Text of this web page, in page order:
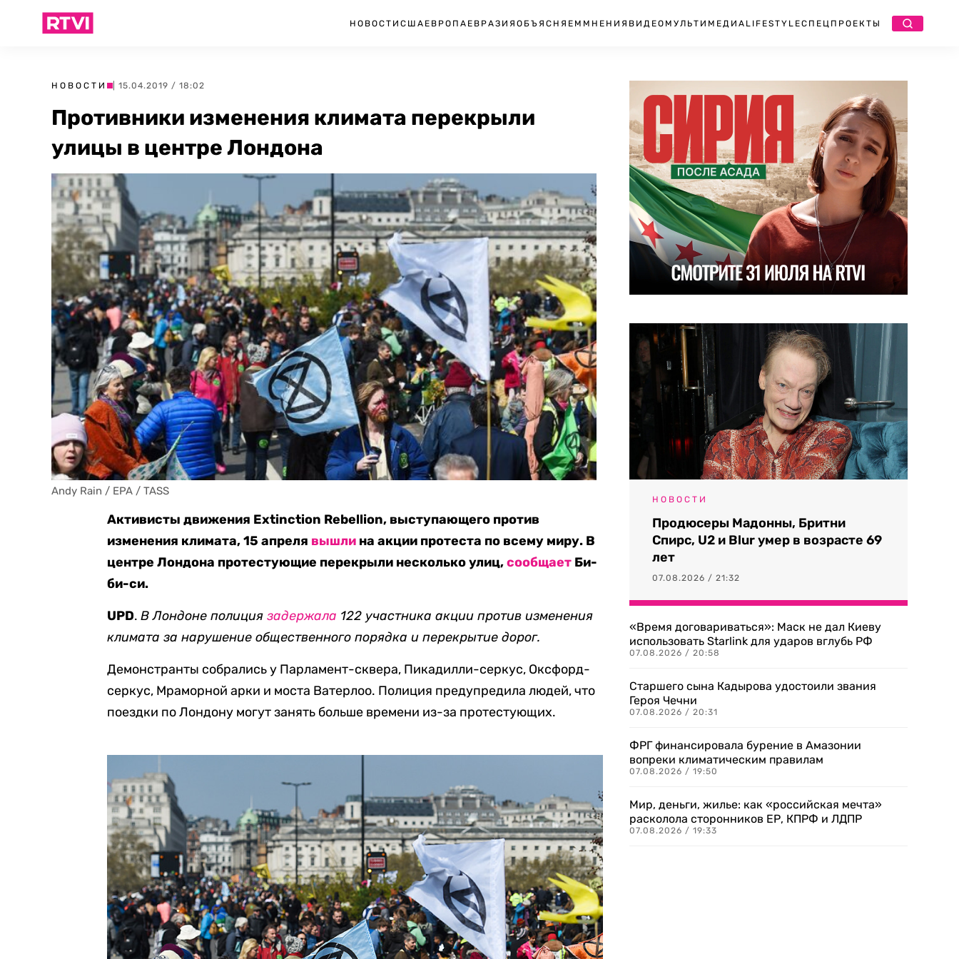
НОВОСТИ США ЕВРОПА ЕВРАЗИЯ ОБЪЯСНЯЕМ МНЕНИЯ ВИДЕО МУЛЬТИМЕДИА LIFESTYLEСПЕЦПРОЕКТЫ
НОВОСТИ | 15.04.2019 / 18:02
Противники изменения климата перекрыли
улицы в центре Лондона
Andy Rain / EPA / TASS
Активисты движения Extinction Rebellion, выступающего против
изменения климата, 15 апреля вышли на акции протеста по всему миру. В
центре Лондона протестующие перекрыли несколько улиц,сообщает Би-
би-си.
UPD. В Лондоне полиция задержала 122 участника акции против изменения
климата за нарушение общественного порядка и перекрытие дорог.
Демонстранты собрались у Парламент-сквера, Пикадилли-серкус, Оксфорд-
серкус, Мраморной арки и моста Ватерлоо. Полиция предупредила людей, что
поездки по Лондону могут занять больше времени из-за протестующих.
НОВОСТИ
Продюсеры Мадонны, Бритни
Спирс, U2 и Blur умер в возрасте 69
лет
07.08.2026 / 21:32
«Время договариваться»: Маск не дал Киеву
использовать Starlink для ударов вглубь РФ
07.08.2026 / 20:58
Старшего сына Кадырова удостоили звания
Героя Чечни
07.08.2026 / 20:31
ФРГ финансировала бурение в Амазонии
вопреки климатическим правилам
07.08.2026 / 19:50
Мир, деньги, жилье: как «российская мечта»
расколола сторонников ЕР, КПРФ и ЛДПР
07.08.2026 / 19:33